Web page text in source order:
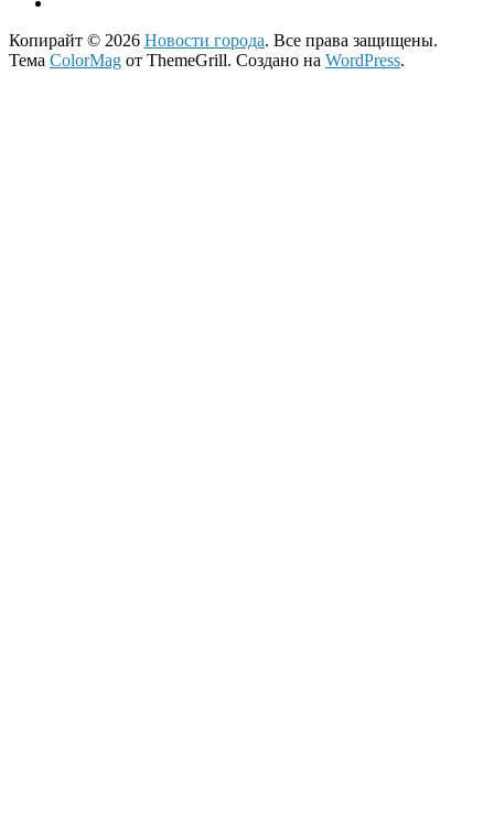
Копирайт © 2026 Новости города. Все права защищены.
Тема ColorMag от ThemeGrill. Создано на WordPress.